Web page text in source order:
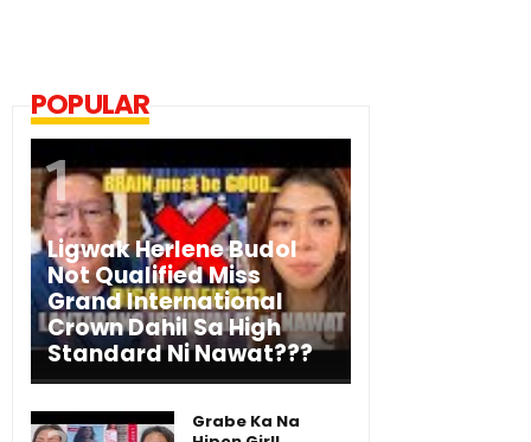
POPULAR
Ligwak Herlene Budol
Not Qualified Miss
Grand International
Crown Dahil Sa High
Standard Ni Nawat???
Grabe Ka Na